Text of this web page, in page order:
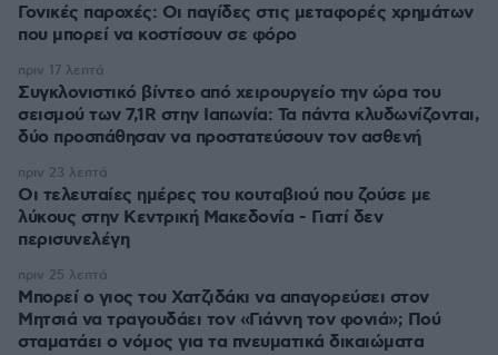
Γονικές παροχές: Οι παγίδες στις μεταφορές χρημάτων
που μπορεί να κοστίσουν σε φόρο
Συγκλονιστικό βίντεο από χειρουργείο την ώρα του
σεισμού των 7,1R στην Ιαπωνία: Τα πάντα κλυδωνίζονται,
δύο προσπάθησαν να προστατεύσουν τον ασθενή
πριν 17 λεπτά
Οι τελευταίες ημέρες του κουταβιού που ζούσε με
λύκους στην Κεντρική Μακεδονία - Γιατί δεν
περισυνελέγη
πριν 23 λεπτά
Μπορεί ο γιος του Χατζιδάκι να απαγορεύσει στον
Μητσιά να τραγουδάει τον «Γιάννη τον φονιά»; Πού
σταματάει ο νόμος για τα πνευματικά δικαιώματα
πριν 25 λεπτά